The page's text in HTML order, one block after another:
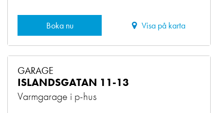
Boka nu Visa på karta
GARAGE
ISLANDSGATAN 11-13
Varmgarage i p-hus